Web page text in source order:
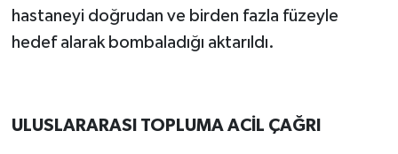
hastaneyi doğrudan ve birden fazla füzeyle
hedef alarak bombaladığı aktarıldı.
ULUSLARARASI TOPLUMA ACİL ÇAĞRI